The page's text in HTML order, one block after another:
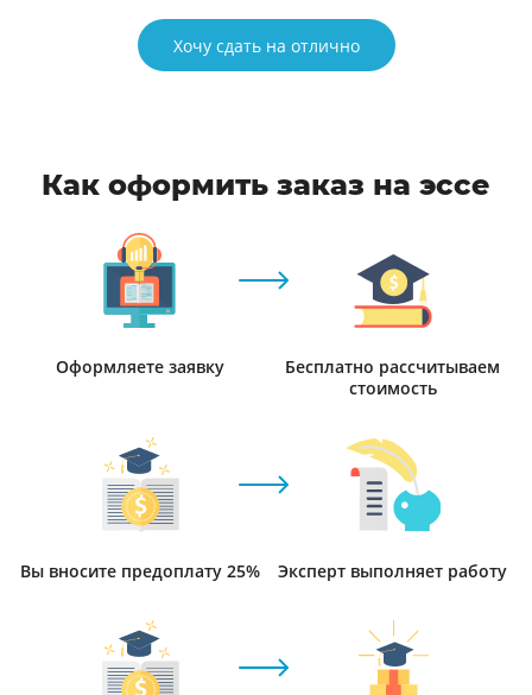
Хочу сдать на отлично
Как оформить заказ на эссе
Оформляете заявку
Бесплатно рассчитываем
стоимость
Вы вносите предоплату 25% Эксперт выполняет работу